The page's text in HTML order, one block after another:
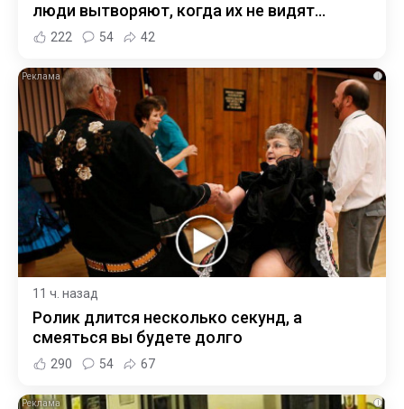
люди вытворяют, когда их не видят...
222 54 42
i
11 ч. назад
Ролик длится несколько секунд, а
смеяться вы будете долго
290 54 67
i